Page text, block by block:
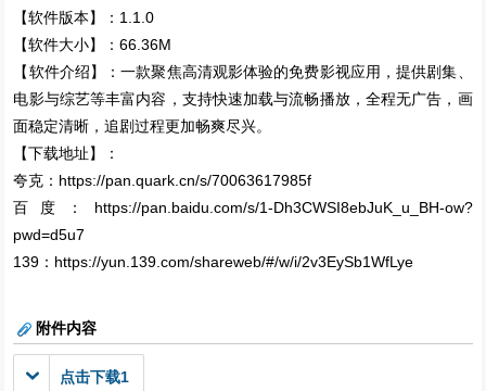
【软件版本】：1.1.0
【软件大小】：66.36M
【软件介绍】：一款聚焦高清观影体验的免费影视应用，提供剧集、
电影与综艺等丰富内容，支持快速加载与流畅播放，全程无广告，画
面稳定清晰，追剧过程更加畅爽尽兴。
【下载地址】：
夸克：https://pan.quark.cn/s/70063617985f
百度：https://pan.baidu.com/s/1-Dh3CWSI8ebJuK_u_BH-ow?
pwd=d5u7
139：https://yun.139.com/shareweb/#/w/i/2v3EySb1WfLye
附件内容
点击下载1